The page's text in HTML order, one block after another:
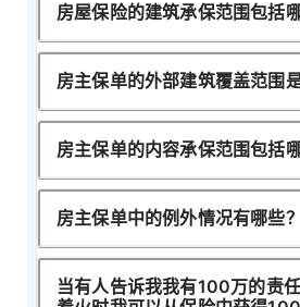
房屋保险的建筑承保范围包括
房主保单的外部建筑覆盖范围
房主保单的内容承保范围包括
房主保单中的例外情况有哪些？
当有人告诉我我有100万的责